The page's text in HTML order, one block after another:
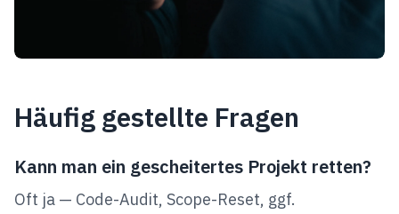
Häufig gestellte Fragen
Kann man ein gescheitertes Projekt retten?
Oft ja — Code-Audit, Scope-Reset, ggf.